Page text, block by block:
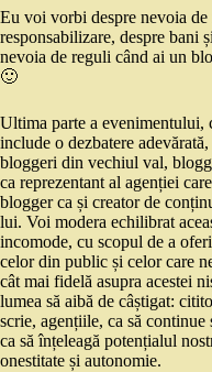
Eu voi vorbi despre nevoia de
responsabilizare, despre bani
nevoia de reguli când ai un
🙂
Ultima parte a evenimentului,
include o dezbatere
bloggeri din vechiul val,
ca reprezentant al agenției
blogger ca și creator de
lui. Voi modera echilibrat
incomode, cu scopul de a
celor din public și celor care
cât mai fidelă asupra acestei
lumea să aibă de câștigat:
scrie, agențiile, ca să
ca să înțeleagă potențialul
onestitate și autonomie.